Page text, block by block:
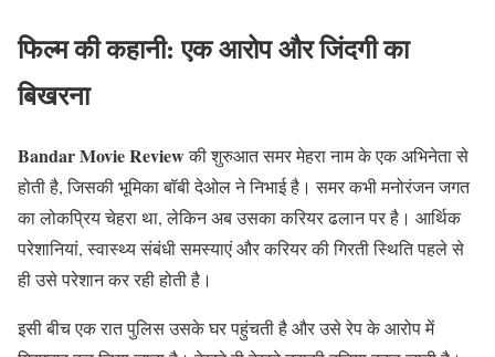
फिल्म की कहानी: एक आरोप और जिंदगी का
बिखरना
Bandar Movie Reviewकी शुरुआत समर मेहरा नाम के एक अभिनेता से
होती है, जिसकी भूमिका बॉबी देओल ने निभाई है। समर कभी मनोरंजन जगत
का लोकप्रिय चेहरा था, लेकिन अब उसका करियर ढलान पर है। आर्थिक
परेशानियां, स्वास्थ्य संबंधी समस्याएं और करियर की गिरती स्थिति पहले से
ही उसे परेशान कर रही होती है।
इसी बीच एक रात पुलिस उसके घर पहुंचती है और उसे रेप के आरोप में